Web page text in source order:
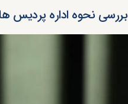
بررسی نحوه اداره پردیس